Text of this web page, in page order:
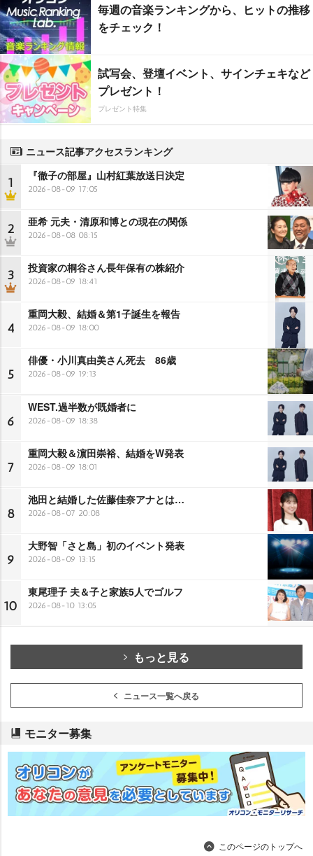
毎週の音楽ランキングから、ヒットの推移
をチェック！
試写会、登壇イベント、サインチェキなど
プレゼント！
プレゼント特集
ニュース記事アクセスランキング
1 『徹子の部屋』山村紅葉放送日決定
2026-08-09 17:05
2 亜希 元夫・清原和博との現在の関係
2026-08-08 08:15
3 投資家の桐谷さん長年保有の株紹介
2026-08-09 18:41
4
重岡大毅、結婚＆第1子誕生を報告
2026-08-09 18:00
5
俳優・小川真由美さん死去 86歳
2026-08-09 19:13
6
WEST.過半数が既婚者に
2026-08-09 18:38
7
重岡大毅＆濵田崇裕、結婚をW発表
2026-08-09 18:01
8
池田と結婚した佐藤佳奈アナとは…
2026-08-07 20:08
9
大野智「さと島」初のイベント発表
2026-08-09 13:15
10
東尾理子 夫＆子と家族5人でゴルフ
2026-08-10 13:05
もっと見る
ニュース一覧へ戻る
モニター募集
このページのトップへ